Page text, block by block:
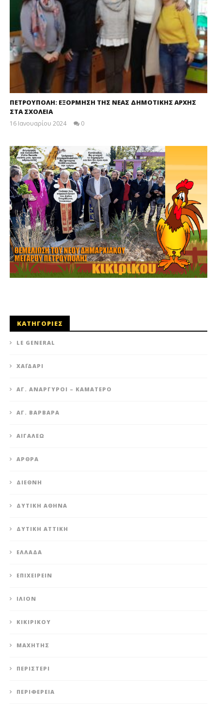
ΠΕΤΡΟΥΠΟΛΗ: ΕΞΟΡΜΗΣΗ ΤΗΣ ΝΕΑΣ ΔΗΜΟΤΙΚΗΣ ΑΡΧΗΣ
ΣΤΑ ΣΧΟΛΕΙΑ
16 Ιανουαρίου 2024
0
ΚΑΤΗΓΟΡΙΕΣ
LE GENERAL
XΑΪΔΆΡΙ
ΆΓ. ΑΝΆΡΓΥΡΟΙ – KΑΜΑΤΕΡΌ
ΑΓ. ΒΑΡΒΆΡΑ
ΑΙΓΆΛΕΩ
ΆΡΘΡΑ
ΔΙΕΘΝΉ
ΔΥΤΙΚΉ ΑΘΉΝΑ
ΔΥΤΙΚΉ ΑΤΤΙΚΉ
ΕΛΛΆΔΑ
ΕΠΙΧΕΙΡΕΊΝ
ΊΛΙΟΝ
ΚΙΚΙΡΙΚΟΥ
ΜΑΧΗΤΗΣ
ΠΕΡΙΣΤΈΡΙ
ΠΕΡΙΦΈΡΕΙΑ